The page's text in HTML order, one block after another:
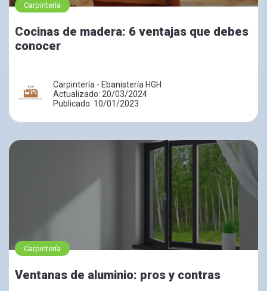
Carpintería
Cocinas de madera: 6 ventajas que debes
conocer
Carpintería - Ebanistería HGH
Actualizado: 20/03/2024
Publicado: 10/01/2023
Carpintería
Ventanas de aluminio: pros y contras